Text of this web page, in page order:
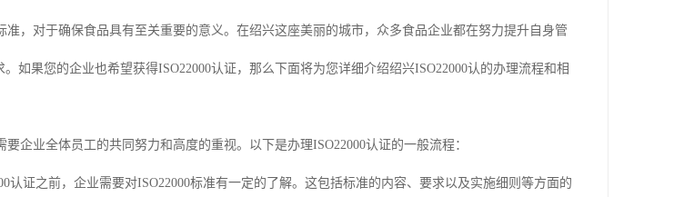
准，对于确保食品具有至关重要的意义。在绍兴这座美丽的城市，众多食品企业都在努力提升自身管
如果您的企业也希望获得ISO22000认证，那么下面将为您详细介绍绍兴ISO22000认的办理流程和相
企业全体员工的共同努力和高度的重视。以下是办理ISO22000认证的一般流程：
认证之前，企业需要对ISO22000标准有一定的了解。这包括标准的内容、要求以及实施细则等方面的